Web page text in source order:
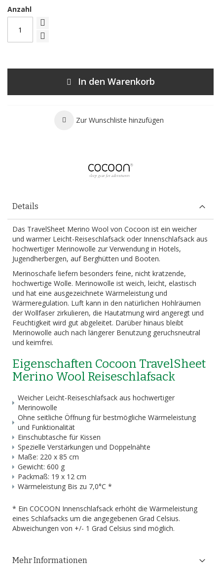
Anzahl
In den Warenkorb
Zur Wunschliste hinzufügen
Details
Das TravelSheet Merino Wool von Cocoon ist ein weicher
und warmer Leicht-Reiseschlafsack oder Innenschlafsack aus
hochwertiger Merinowolle zur Verwendung in Hotels,
Jugendherbergen, auf Berghütten und Booten.
Merinoschafe liefern besonders feine, nicht kratzende,
hochwertige Wolle. Merinowolle ist weich, leicht, elastisch
und hat eine ausgezeichnete Wärmeleistung und
Wärmeregulation. Luft kann in den natürlichen Hohlräumen
der Wollfaser zirkulieren, die Hautatmung wird angeregt und
Feuchtigkeit wird gut abgeleitet. Darüber hinaus bleibt
Merinowolle auch nach längerer Benutzung geruchsneutral
und keimfrei.
Eigenschaften Cocoon TravelSheet
Merino Wool Reiseschlafsack
Weicher Leicht-Reiseschlafsack aus hochwertiger
Merinowolle
Ohne seitliche Öffnung für bestmögliche Wärmeleistung
und Funktionalität
Einschubtasche für Kissen
Spezielle Verstärkungen und Doppelnähte
Maße: 220 x 85 cm
Gewicht: 600 g
Packmaß: 19 x 12 cm
Wärmeleistung Bis zu 7,0°C *
* Ein COCOON Innenschlafsack erhöht die Wärmeleistung
eines Schlafsacks um die angegebenen Grad Celsius.
Abweichungen von +/- 1 Grad Celsius sind möglich.
Mehr Informationen